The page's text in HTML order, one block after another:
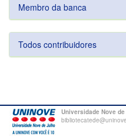
Membro da banca
Todos contribuidores
Universidade Nove